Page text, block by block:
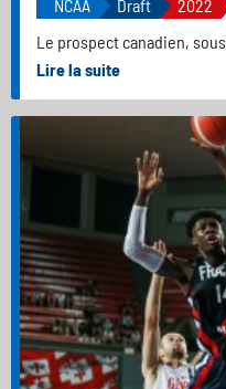
NCAA
Draft
2022
Le prospect canadien,
Lire la suite